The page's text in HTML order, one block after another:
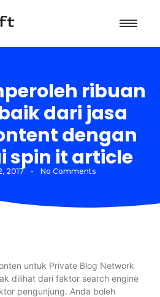
ribuan
dari jasa
dengan
spin it article
2017 - No Comments
untuk Private Blog Network
dilihat dari faktor search engine
pengunjung. Anda boleh